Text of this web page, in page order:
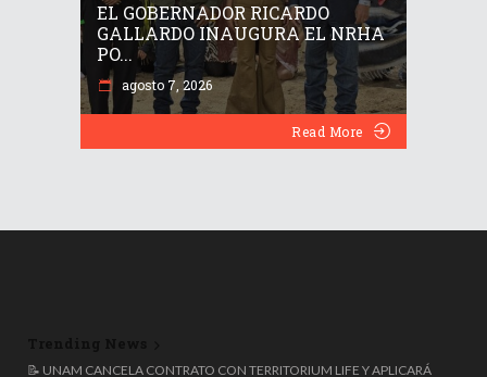
EL GOBERNADOR RICARDO
GALLARDO INAUGURA EL NRHA
PO...
agosto 7, 2026
Read More
📝 UNAM CANCELA CONTRATO CON TERRITORIUM LIFE Y APLICARÁ
🚴😳 POLÉMICA EN EL TOUR DE FRANCIA FEMENINO POR LOS